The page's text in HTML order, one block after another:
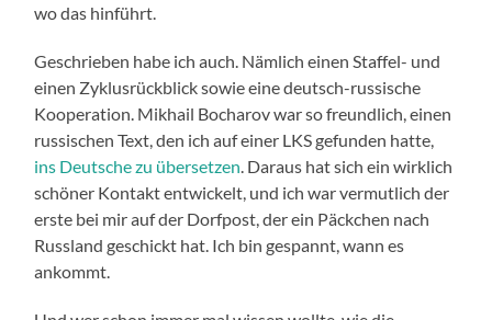
wo das hinführt.
Geschrieben habe ich auch. Nämlich einen Staffel- und
einen Zyklusrückblick sowie eine deutsch-russische
Kooperation. Mikhail Bocharov war so freundlich, einen
russischen Text, den ich auf einer LKS gefunden hatte,
ins Deutsche zu übersetzen . Daraus hat sich ein wirklich
schöner Kontakt entwickelt, und ich war vermutlich der
erste bei mir auf der Dorfpost, der ein Päckchen nach
Russland geschickt hat. Ich bin gespannt, wann es
ankommt.